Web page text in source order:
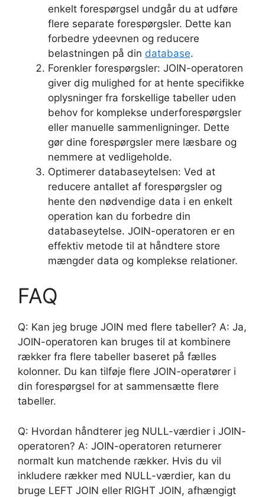
enkelt forespørgsel undgår du at udføre
flere separate forespørgsler. Dette kan
forbedre ydeevnen og reducere
belastningen på din database.
Forenkler forespørgsler: JOIN-operatoren
giver dig mulighed for at hente specifikke
oplysninger fra forskellige tabeller uden
behov for komplekse underforespørgsler
eller manuelle sammenligninger. Dette
gør dine forespørgsler mere læsbare og
nemmere at vedligeholde.
Optimerer databaseytelsen: Ved at
reducere antallet af forespørgsler og
hente den nødvendige data i en enkelt
operation kan du forbedre din
databaseytelse. JOIN-operatoren er en
effektiv metode til at håndtere store
mængder data og komplekse relationer.
FAQ
Q: Kan jeg bruge JOIN med flere tabeller? A: Ja,
JOIN-operatoren kan bruges til at kombinere
rækker fra flere tabeller baseret på fælles
kolonner. Du kan tilføje flere JOIN-operatører i
din forespørgsel for at sammensætte flere
tabeller.
Q: Hvordan håndterer jeg NULL-værdier i JOIN-
operatoren? A: JOIN-operatoren returnerer
normalt kun matchende rækker. Hvis du vil
inkludere rækker med NULL-værdier, kan du
bruge LEFT JOIN eller RIGHT JOIN, afhængigt